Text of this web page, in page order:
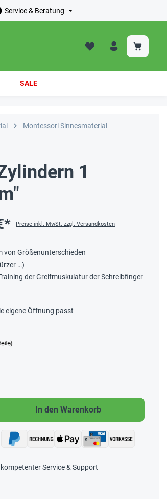
Service & Beratung
SALE
Montessori Sinnesmaterial
1
Preise inkl. MwSt. zzgl. Versandkosten
von Größenunterschieden
…)
der Greifmuskulatur der Schreibfinger
eigene Öffnung passt
Wert ein oder
In den Warenkorb
Service & Support